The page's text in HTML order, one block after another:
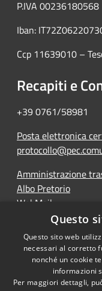
P.IVA 00236180568
Iban:
Ccp 11639010 –
Recapiti e
+39 0761/58981
Posta elettronica
Amministrazione
Albo Pretorio
WebMail
Dichiarazione di
Questo
Questo sito web
necessari al corretto
nonché un cookie
informazioni
Per maggiori dettagli,